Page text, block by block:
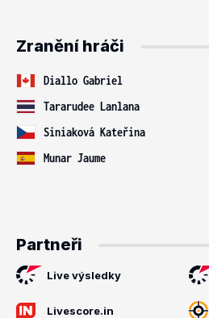
Zranění hráči
Diallo Gabriel
Tararudee Lanlana
Siniaková Kateřina
Munar Jaume
Partneři
Live výsledky
Livescore.in